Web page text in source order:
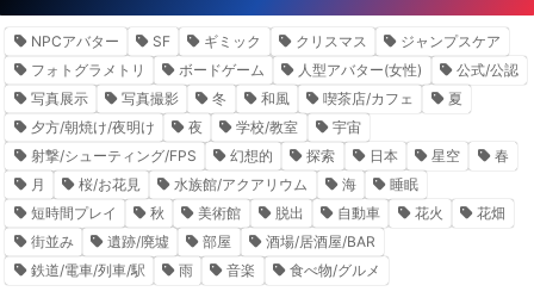
NPCアバター SF ギミック クリスマス
ジャンプスケア
フォトグラメトリ
ボードゲーム 人型アバター(女性)
公式/公認
写真展示
写真撮影 冬 和風 喫茶店/カフェ
夏
夕方/朝焼け/夜明け
夜 学校/教室
宇宙
射撃/シューティング/FPS
幻想的 探索 日本 星空
春
月
桜/お花見 水族館/アクアリウム 海
睡眠
短時間プレイ
秋 美術館 脱出 自動車 花火
花畑
街並み
遺跡/廃墟 部屋
酒場/居酒屋/BAR
鉄道/電車/列車/駅
雨 音楽 食べ物/グルメ